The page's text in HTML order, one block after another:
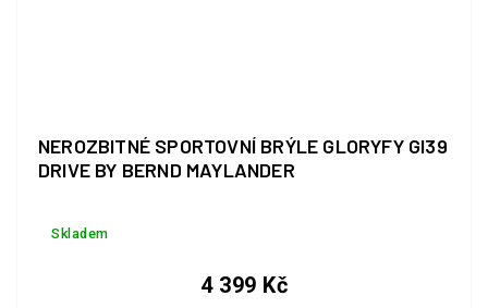
NEROZBITNÉ SPORTOVNÍ BRÝLE GLORYFY GI39
DRIVE BY BERND MAYLANDER
Skladem
4 399 Kč